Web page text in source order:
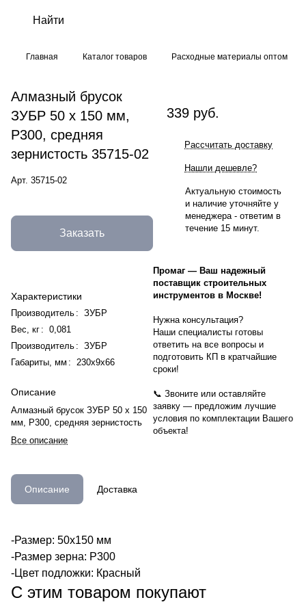
Главная Каталог товаров Расходные материалы оптом
Алмазный брусок
ЗУБР 50 х 150 мм,
Р300, средняя
зернистость 35715-02
Арт. 35715-02
Заказать
Характеристики
Производитель : ЗУБР
Вес, кг : 0,081
Производитель : ЗУБР
Габариты, мм : 230х9х66
Описание
Алмазный брусок ЗУБР 50 х 150
мм, Р300, средняя зернистость
Все описание
339 руб.
Рассчитать доставку
Нашли дешевле?
Актуальную стоимость
и наличие уточняйте у
менеджера - ответим в
течение 15 минут.
Промаг — Ваш надежный
поставщик строительных
инструментов в Москве!
Нужна консультация?
Наши специалисты готовы
ответить на все вопросы и
подготовить КП в кратчайшие
сроки!
📞 Звоните или оставляйте
заявку — предложим лучшие
условия по комплектации Вашего
объекта!
Описание Доставка
-Размер: 50х150 мм
-Размер зерна: Р300
-Цвет подложки: Красный
С этим товаром покупают